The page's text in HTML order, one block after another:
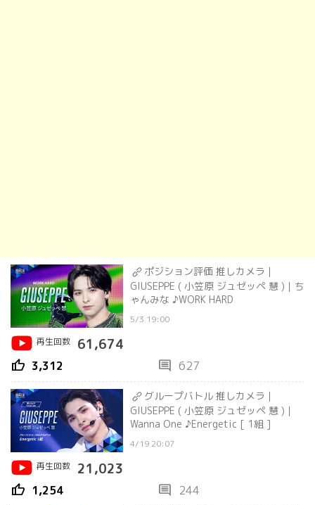
ポジション評価 推しカメラ｜
GIUSEPPE ( 小笠原 ジュゼッペ 慧 )｜ち
ゃんみな ♪WORK HARD
5/3 19:00
再生回数
61,674
thumb_up 3,312 comment 627
グループバトル 推しカメラ｜
GIUSEPPE ( 小笠原 ジュゼッペ 慧 )｜
Wanna One ♪Energetic [ 1組 ]
4/19 20:07
再生回数
21,023
thumb_up 1,254 comment 244